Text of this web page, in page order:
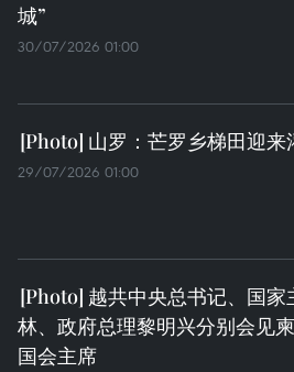
城”
30/07/2026 01:00
山罗：芒罗乡梯田迎来
29/07/2026 01:00
越共中央总书记、国家
林、政府总理黎明兴分别会见
国会主席